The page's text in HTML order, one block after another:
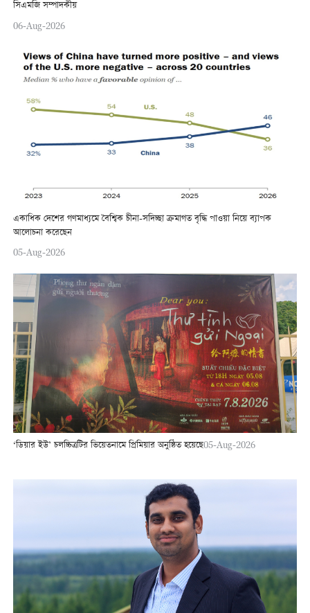
সিএমজি সম্পাদকীয়
06-Aug-2026
একাধিক দেশের গণমাধ্যমে বৈশ্বিক চীনা-সদিচ্ছা ক্রমাগত বৃদ্ধি পাওয়া নিয়ে ব্যাপক
আলোচনা করেছেন
05-Aug-2026
‘ডিয়ার ইউ’ চলচ্চিত্রটির ভিয়েতনামে প্রিমিয়ার অনুষ্ঠিত হয়েছে05-Aug-2026